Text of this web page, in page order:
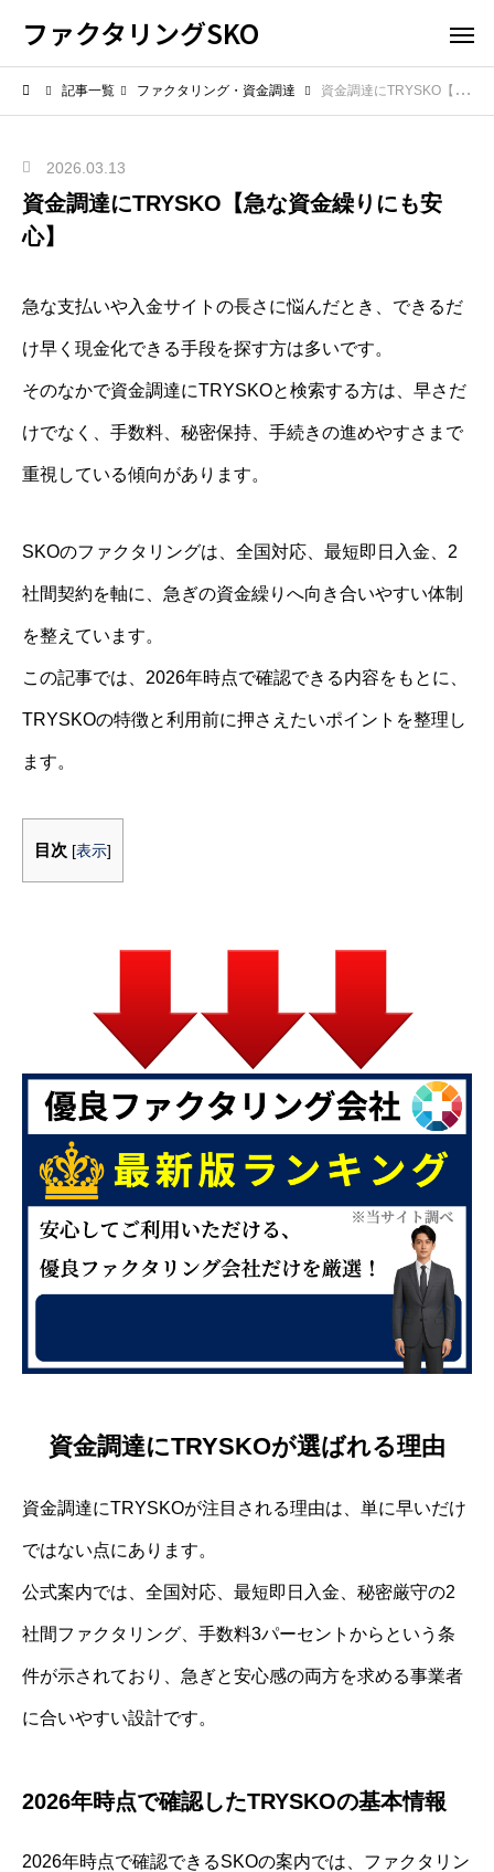
ファクタリングSKO
記事一覧 ファクタリング・資金調達 資金調達にTRYSKO【急な資金繰りにも安心】
2026.03.13
資金調達にTRYSKO【急な資金繰りにも安
心】
急な支払いや入金サイトの長さに悩んだとき、できるだ
け早く現金化できる手段を探す方は多いです。
そのなかで資金調達にTRYSKOと検索する方は、早さだ
けでなく、手数料、秘密保持、手続きの進めやすさまで
重視している傾向があります。
SKOのファクタリングは、全国対応、最短即日入金、2
社間契約を軸に、急ぎの資金繰りへ向き合いやすい体制
を整えています。
この記事では、2026年時点で確認できる内容をもとに、
TRYSKOの特徴と利用前に押さえたいポイントを整理し
ます。
目次 [表示]
資金調達にTRYSKOが選ばれる理由
資金調達にTRYSKOが注目される理由は、単に早いだけ
ではない点にあります。
公式案内では、全国対応、最短即日入金、秘密厳守の2
社間ファクタリング、手数料3パーセントからという条
件が示されており、急ぎと安心感の両方を求める事業者
に合いやすい設計です。
2026年時点で確認したTRYSKOの基本情報
2026年時点で確認できるSKOの案内では、ファクタリン